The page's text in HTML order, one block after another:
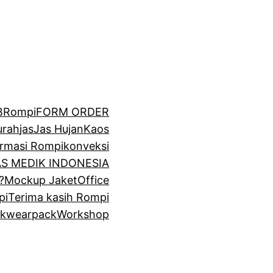
FORM ORDER
jasJas HujanKaos
Rompikonveksi
MEDIK INDONESIA
Mockup JaketOffice
Terima kasih Rompi
wearpackWorkshop